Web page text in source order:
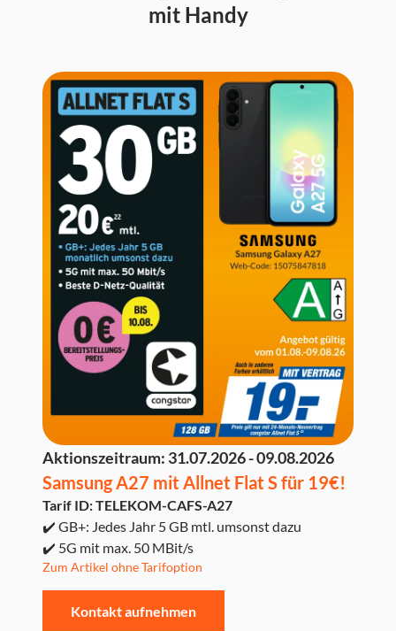
mit Handy
Aktionszeitraum: 31.07.2026 - 09.08.2026
Samsung A27 mit Allnet Flat S für 19€!
Tarif ID: TELEKOM-CAFS-A27
✔️ GB+: Jedes Jahr 5 GB mtl. umsonst dazu
✔️ 5G mit max. 50 MBit/s
Zum Artikel ohne Tarifoption
Kontakt aufnehmen